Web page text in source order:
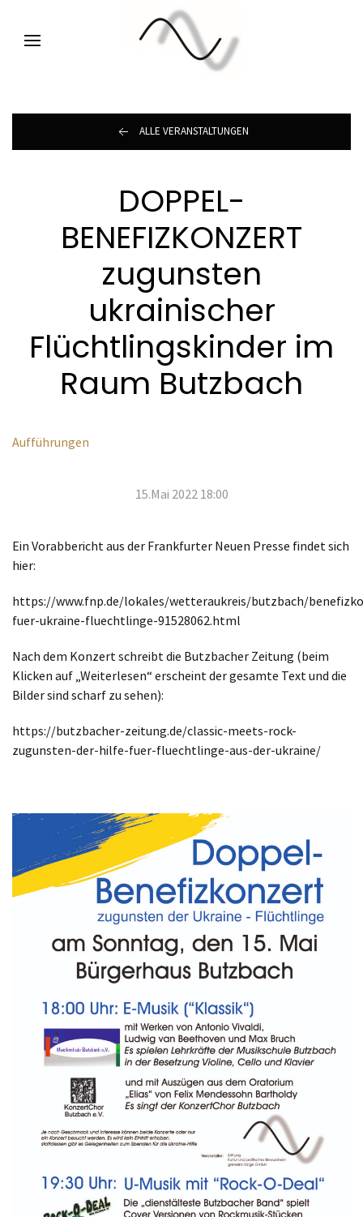
ALLE VERANSTALTUNGEN
DOPPEL-
BENEFIZKONZERT
zugunsten
ukrainischer
Flüchtlingskinder im
Raum Butzbach
Aufführungen
15.Mai 2022 18:00
Ein Vorabbericht aus der Frankfurter Neuen Presse findet sich
hier:
https://www.fnp.de/lokales/wetteraukreis/butzbach/
fuer-ukraine-fluechtlinge-91528062.html
Nach dem Konzert schreibt die Butzbacher Zeitung (beim
Klicken auf „Weiterlesen“ erscheint der gesamte Text und die
Bilder sind scharf zu sehen):
https://butzbacher-zeitung.de/classic-meets-rock-
zugunsten-der-hilfe-fuer-fluechtlinge-aus-der-ukraine/